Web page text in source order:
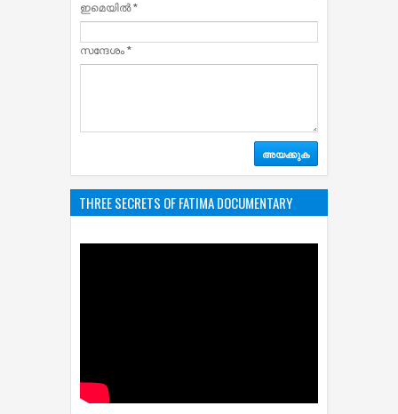
ഇമെയില്‍*
സന്ദേശം *
THREE SECRETS OF FATIMA DOCUMENTARY